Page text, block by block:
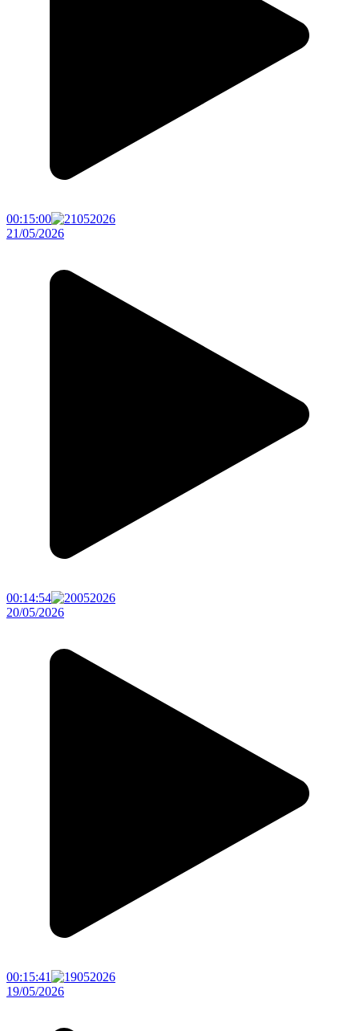
00:15:00
21/05/2026
00:14:54
20/05/2026
00:15:41
19/05/2026